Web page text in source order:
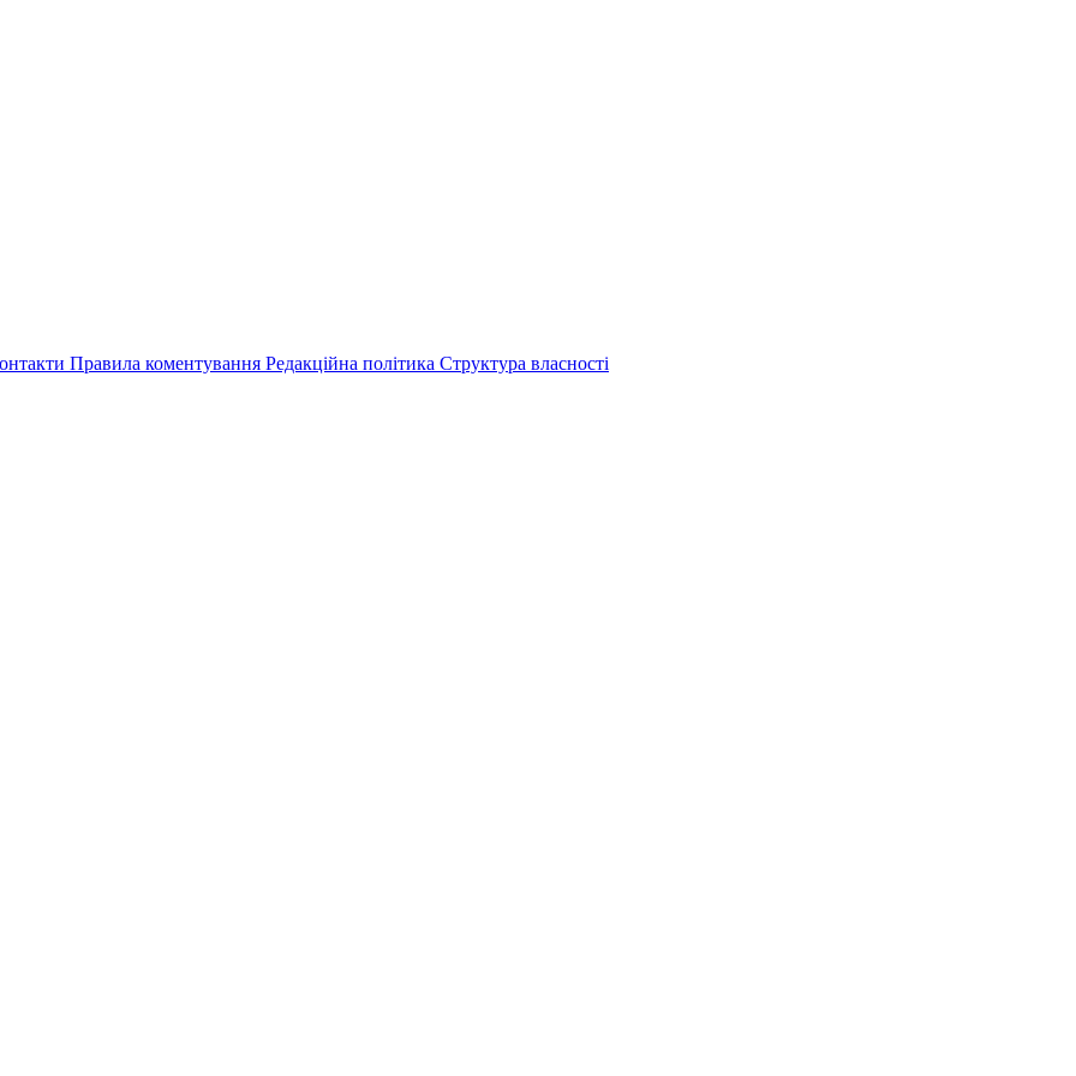
Правила коментування Редакційна політика Структура власності